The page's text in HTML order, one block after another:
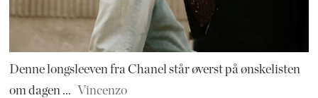
Denne longsleeven fra Chanel står øverst på ønskelisten
om dagen ...
Vincenzo